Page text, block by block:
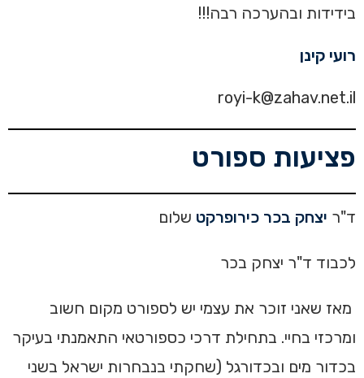
בידידות ובהערכה רבה!!!
רועי קינן
royi-k@zahav.net.il
פציעות ספורט
ד"ר יצחק בכר כירופרקט שלום
לכבוד ד"ר יצחק בכר
מאז שאני זוכר את עצמי יש לספורט מקום חשוב
ומרכזי בחיי. בתחילת דרכי כספורטאי התאמנתי בעיקר
בכדור מים ובכדורגל (שחקתי בנבחרות ישראל בשני